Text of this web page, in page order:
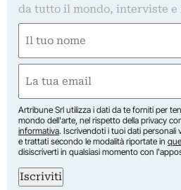
da tutto il mondo, interviste e
(Required)
First
(Required)
Artribune Srl utilizza i dati da te forniti per
mondo dell'arte, nel rispetto della privacy
informativa. Iscrivendoti i tuoi dati personali
e trattati secondo le modalità riportate in
disiscriverti in qualsiasi momento con
Iscriviti